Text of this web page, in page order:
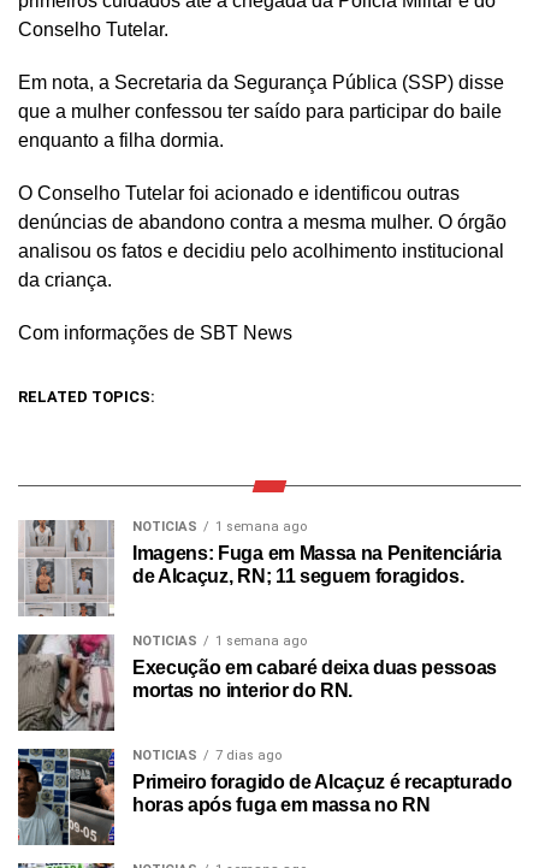
Conselho Tutelar.
Em nota, a Secretaria da Segurança Pública (SSP) disse
que a mulher confessou ter saído para participar do baile
enquanto a filha dormia.
O Conselho Tutelar foi acionado e identificou outras
denúncias de abandono contra a mesma mulher. O órgão
analisou os fatos e decidiu pelo acolhimento institucional
da criança.
Com informações de SBT News
RELATED TOPICS:
NOTICIAS 1 semana ago
Imagens: Fuga em Massa na Penitenciária
de Alcaçuz, RN; 11 seguem foragidos.
NOTICIAS 1 semana ago
Execução em cabaré deixa duas pessoas
mortas no interior do RN.
NOTICIAS 7 dias ago
Primeiro foragido de Alcaçuz é recapturado
horas após fuga em massa no RN